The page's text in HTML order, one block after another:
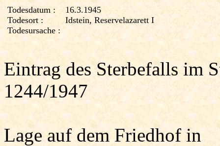
Todesdatum :
16.3.1945
Todesort :
Idstein, Reservelazarett I
Todesursache :
Eintrag des Sterbefalls im
1244/1947
Lage auf dem Friedhof in